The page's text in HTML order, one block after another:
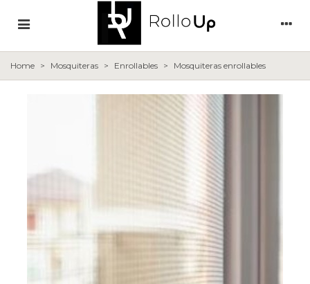
Home > Mosquiteras > Enrollables > Mosquiteras enrollables